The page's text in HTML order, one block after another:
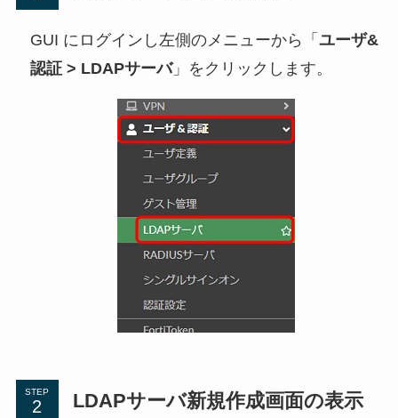
GUI にログインし左側のメニューから「 ユーザ&
認証 > LDAPサーバ」をクリックします。
STEP LDAPサーバ新規作成画面の表示